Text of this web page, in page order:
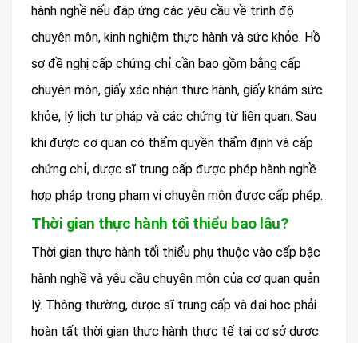
hành nghề nếu đáp ứng các yêu cầu về trình độ
chuyên môn, kinh nghiệm thực hành và sức khỏe. Hồ
sơ đề nghị cấp chứng chỉ cần bao gồm bằng cấp
chuyên môn, giấy xác nhận thực hành, giấy khám sức
khỏe, lý lịch tư pháp và các chứng từ liên quan. Sau
khi được cơ quan có thẩm quyền thẩm định và cấp
chứng chỉ, dược sĩ trung cấp được phép hành nghề
hợp pháp trong phạm vi chuyên môn được cấp phép.
Thời gian thực hành tối thiểu bao lâu?
Thời gian thực hành tối thiểu phụ thuộc vào cấp bậc
hành nghề và yêu cầu chuyên môn của cơ quan quản
lý. Thông thường, dược sĩ trung cấp và đại học phải
hoàn tất thời gian thực hành thực tế tại cơ sở dược